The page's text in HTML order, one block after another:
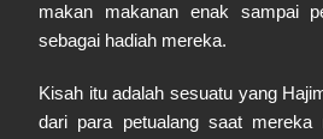
makan makanan enak sampai
sebagai hadiah mereka.
Kisah itu adalah sesuatu yang
dari para petualang saat